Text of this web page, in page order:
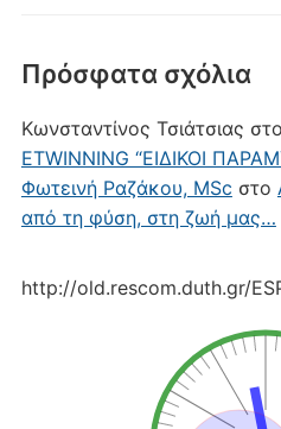
Πρόσφατα σχόλια
Κωνσταντίνος Τσιάτσιας στο
ETWINNING “ΕΙΔΙΚΟΙ
Φωτεινή Ραζάκου, MSc στο
από τη φύση, στη ζωή μας…
http://old.rescom.duth.gr/